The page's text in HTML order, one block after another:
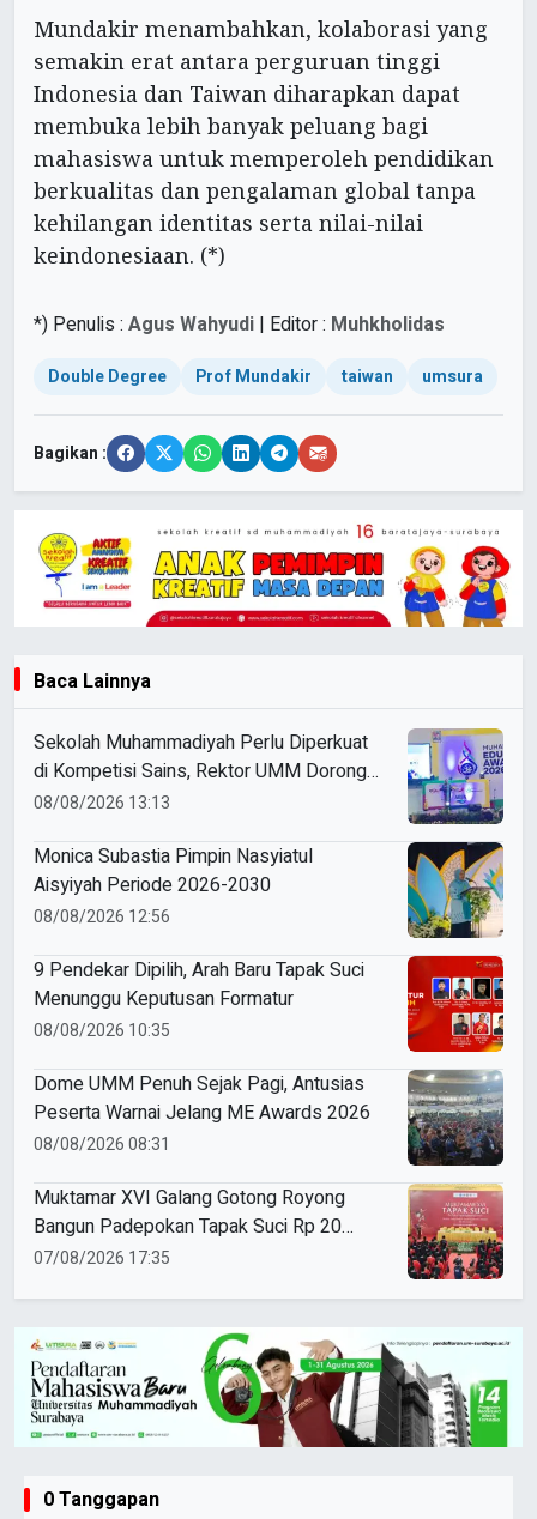
Mundakir menambahkan, kolaborasi yang
semakin erat antara perguruan tinggi
Indonesia dan Taiwan diharapkan dapat
membuka lebih banyak peluang bagi
mahasiswa untuk memperoleh pendidikan
berkualitas dan pengalaman global tanpa
kehilangan identitas serta nilai-nilai
keindonesiaan. (*)
*) Penulis : Agus Wahyudi | Editor : Muhkholidas
Double Degree Prof Mundakir taiwan umsura
Bagikan :
Baca Lainnya
Sekolah Muhammadiyah Perlu Diperkuat
di Kompetisi Sains, Rektor UMM Dorong
Coaching Clinic
08/08/2026 13:13
Monica Subastia Pimpin Nasyiatul
Aisyiyah Periode 2026-2030
08/08/2026 12:56
9 Pendekar Dipilih, Arah Baru Tapak Suci
Menunggu Keputusan Formatur
08/08/2026 10:35
Dome UMM Penuh Sejak Pagi, Antusias
Peserta Warnai Jelang ME Awards 2026
08/08/2026 08:31
Muktamar XVI Galang Gotong Royong
Bangun Padepokan Tapak Suci Rp 20
Miliar
07/08/2026 17:35
0 Tanggapan